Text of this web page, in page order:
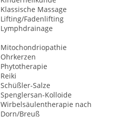
Klassische Massage
Lifting/Fadenlifting
Lymphdrainage
Mitochondriopathie
Ohrkerzen
Phytotherapie
Reiki
Schüßler-Salze
Spenglersan-Kolloide
Wirbelsäulentherapie nach
Dorn/Breuß